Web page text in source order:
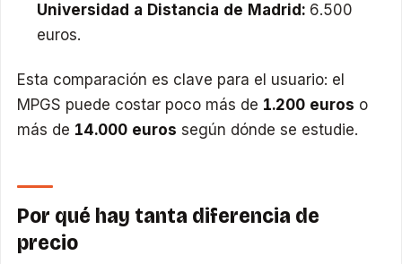
Universidad a Distancia de Madrid:6.500
euros.
Esta comparación es clave para el usuario: el
MPGS puede costar poco más de 1.200 euros o
más de 14.000 euros según dónde se estudie.
Por qué hay tanta diferencia de
precio